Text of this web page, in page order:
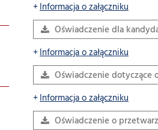
Informacja o załączniku
Oświadczenie dla
Informacja o załączniku
Oświadczenie dotyczące
Informacja o załączniku
Oświadczenie o